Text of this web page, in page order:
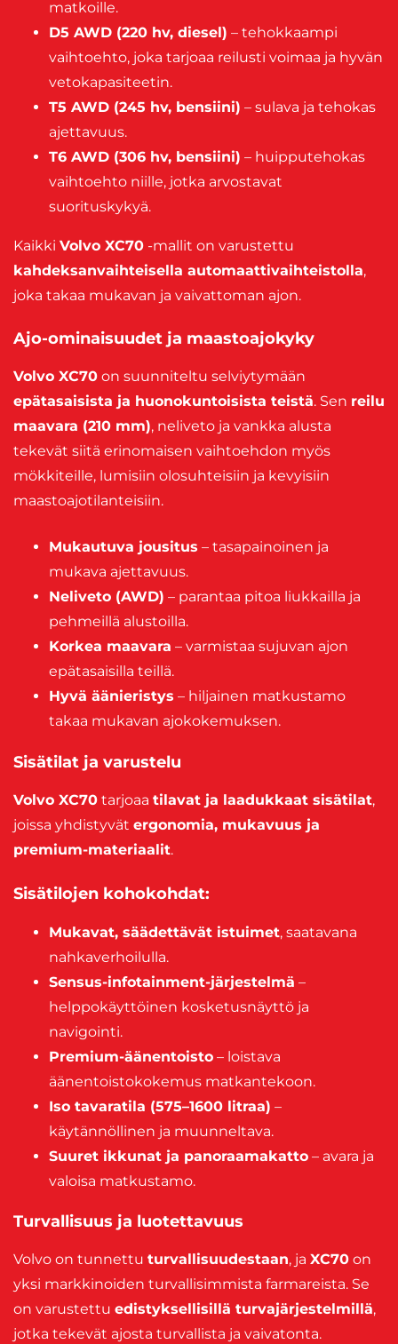
matkoille.
D5 AWD (220 hv, diesel) – tehokkaampi
vaihtoehto, joka tarjoaa reilusti voimaa ja hyvän
vetokapasiteetin.
T5 AWD (245 hv, bensiini) – sulava ja tehokas
ajettavuus.
T6 AWD (306 hv, bensiini) – huipputehokas
vaihtoehto niille, jotka arvostavat
suorituskykyä.
Kaikki Volvo XC70 -mallit on varustettu
kahdeksanvaihteisella automaattivaihteistolla,
joka takaa mukavan ja vaivattoman ajon.
Ajo-ominaisuudet ja maastoajokyky
Volvo XC70 on suunniteltu selviytymään
epätasaisista ja huonokuntoisista teistä. Sen reilu
maavara (210 mm), neliveto ja vankka alusta
tekevät siitä erinomaisen vaihtoehdon myös
mökkiteille, lumisiin olosuhteisiin ja kevyisiin
maastoajotilanteisiin.
Mukautuva jousitus – tasapainoinen ja
mukava ajettavuus.
Neliveto (AWD) – parantaa pitoa liukkailla ja
pehmeillä alustoilla.
Korkea maavara – varmistaa sujuvan ajon
epätasaisilla teillä.
Hyvä äänieristys – hiljainen matkustamo
takaa mukavan ajokokemuksen.
Sisätilat ja varustelu
Volvo XC70 tarjoaa tilavat ja laadukkaat sisätilat,
joissa yhdistyvät ergonomia, mukavuus ja
premium-materiaalit.
Sisätilojen kohokohdat:
Mukavat, säädettävät istuimet, saatavana
nahkaverhoilulla.
Sensus-infotainment-järjestelmä –
helppokäyttöinen kosketusnäyttö ja
navigointi.
Premium-äänentoisto – loistava
äänentoistokokemus matkantekoon.
Iso tavaratila (575–1600 litraa) –
käytännöllinen ja muunneltava.
Suuret ikkunat ja panoraamakatto – avara ja
valoisa matkustamo.
Turvallisuus ja luotettavuus
Volvo on tunnettu turvallisuudestaan, ja XC70 on
yksi markkinoiden turvallisimmista farmareista. Se
on varustettu edistyksellisillä turvajärjestelmillä,
jotka tekevät ajosta turvallista ja vaivatonta.